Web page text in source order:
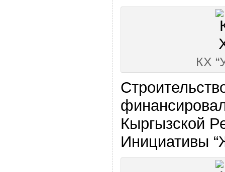
КХ
Кыргызской
Инициативы